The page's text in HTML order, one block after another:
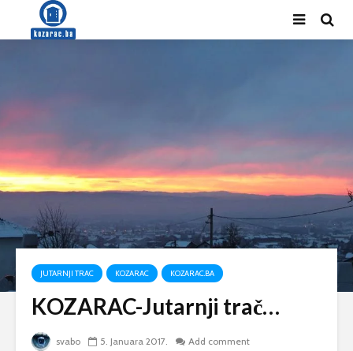
JUTARNJI TRAC KOZARAC KOZARAC.BA
KOZARAC-Jutarnji trač…
svabo 5. Januara 2017.
Add comment